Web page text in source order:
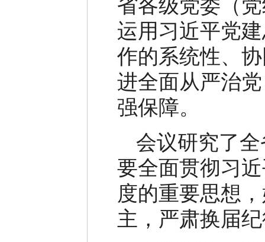
省各级党委（
运用习近平党
作的系统性、
进全面从严治
强保障。
会议研究了
要全面贯彻习
度的重要思想
主，严肃换届